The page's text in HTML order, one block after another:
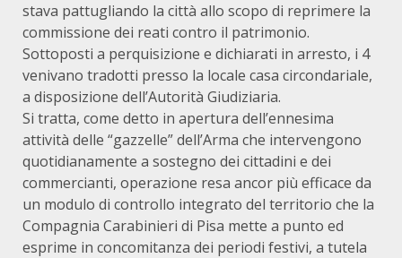
stava pattugliando la città allo scopo di reprimere la
commissione dei reati contro il patrimonio.
Sottoposti a perquisizione e dichiarati in arresto, i 4
venivano tradotti presso la locale casa circondariale,
a disposizione dell’Autorità Giudiziaria.
Si tratta, come detto in apertura dell’ennesima
attività delle “gazzelle” dell’Arma che intervengono
quotidianamente a sostegno dei cittadini e dei
commercianti, operazione resa ancor più efficace da
un modulo di controllo integrato del territorio che la
Compagnia Carabinieri di Pisa mette a punto ed
esprime in concomitanza dei periodi festivi, a tutela